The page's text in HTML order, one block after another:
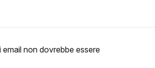
non dovrebbe essere